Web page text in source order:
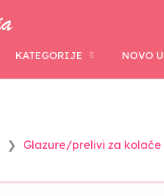
KATEGORIJE NOVO
Glazure/prelivi za